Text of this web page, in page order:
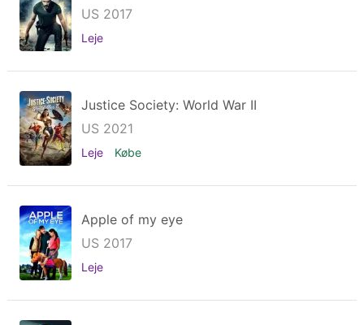
US 2017
Leje
Justice Society: World War II
US 2021
Leje Købe
Apple of my eye
US 2017
Leje